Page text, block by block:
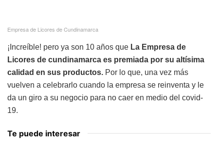
Empresa de Licores de Cundinamarca
¡Increíble! pero ya son 10 años que La Empresa de
Licores de cundinamarca es premiada por su altísima
calidad en sus productos. Por lo que, una vez más
vuelven a celebrarlo cuando la empresa se reinventa y le
da un giro a su negocio para no caer en medio del covid-
19.
Te puede interesar